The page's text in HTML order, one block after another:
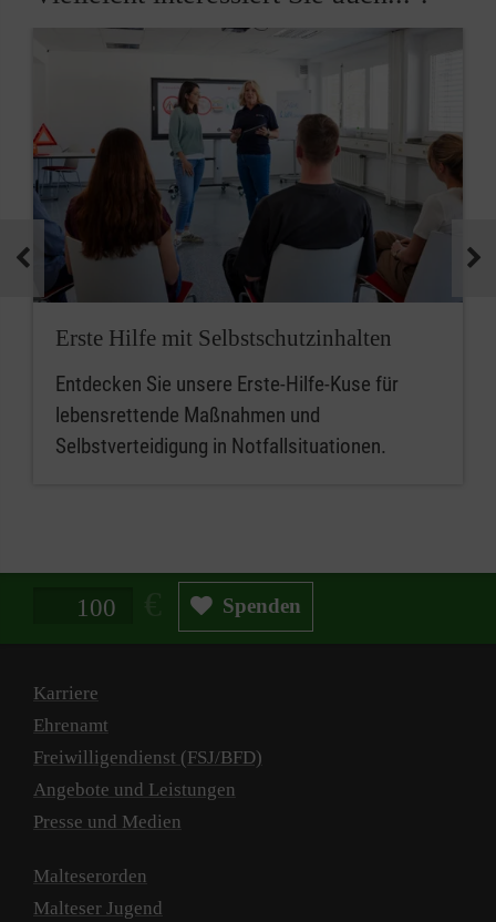
Erste Hilfe mit Selbstschutzinhalten
Entdecken Sie unsere Erste-Hilfe-Kuse für
lebensrettende Maßnahmen und
Selbstverteidigung in Notfallsituationen.
Spendenbetrag in Euro Spenden
Karriere
Ehrenamt
Freiwilligendienst (FSJ/BFD)
Angebote und Leistungen
Presse und Medien
Malteserorden
Malteser Jugend